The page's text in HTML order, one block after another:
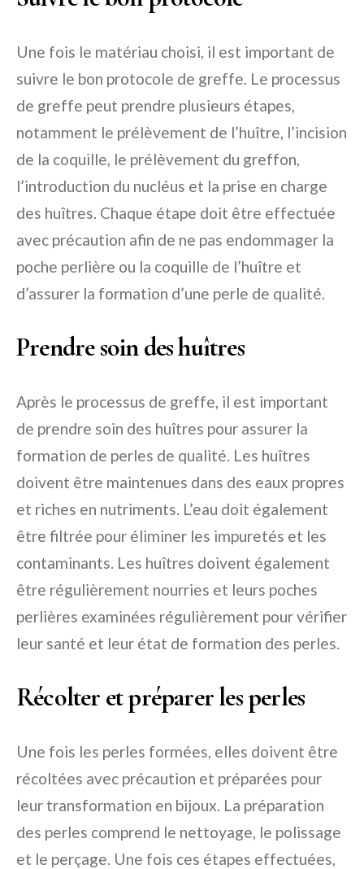
Une fois le matériau choisi, il est important de
suivre le bon protocole de greffe. Le processus
de greffe peut prendre plusieurs étapes,
notamment le prélèvement de l’huître, l’incision
de la coquille, le prélèvement du greffon,
l’introduction du nucléus et la prise en charge
des huîtres. Chaque étape doit être effectuée
avec précaution afin de ne pas endommager la
poche perlière ou la coquille de l’huître et
d’assurer la formation d’une perle de qualité.
Prendre soin des huîtres
Après le processus de greffe, il est important
de prendre soin des huîtres pour assurer la
formation de perles de qualité. Les huîtres
doivent être maintenues dans des eaux propres
et riches en nutriments. L’eau doit également
être filtrée pour éliminer les impuretés et les
contaminants. Les huîtres doivent également
être régulièrement nourries et leurs poches
perlières examinées régulièrement pour vérifier
leur santé et leur état de formation des perles.
Récolter et préparer les perles
Une fois les perles formées, elles doivent être
récoltées avec précaution et préparées pour
leur transformation en bijoux. La préparation
des perles comprend le nettoyage, le polissage
et le perçage. Une fois ces étapes effectuées,